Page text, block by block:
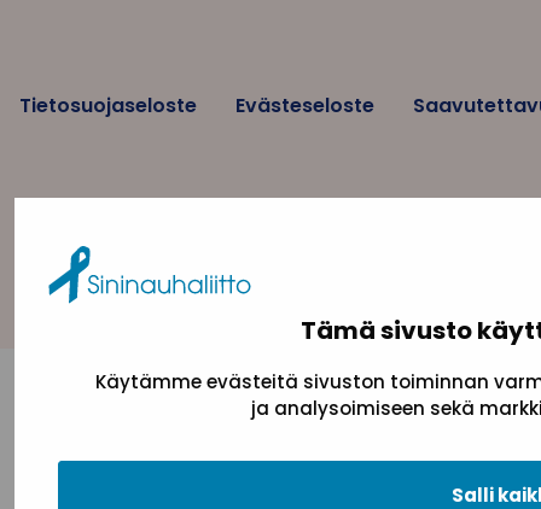
Tämä sivusto
Käytämme evästeitä sivuston toiminnan
ja analysoimiseen sekä
Salli
Tietosuojaseloste Evästeseloste
Takaisin ylös